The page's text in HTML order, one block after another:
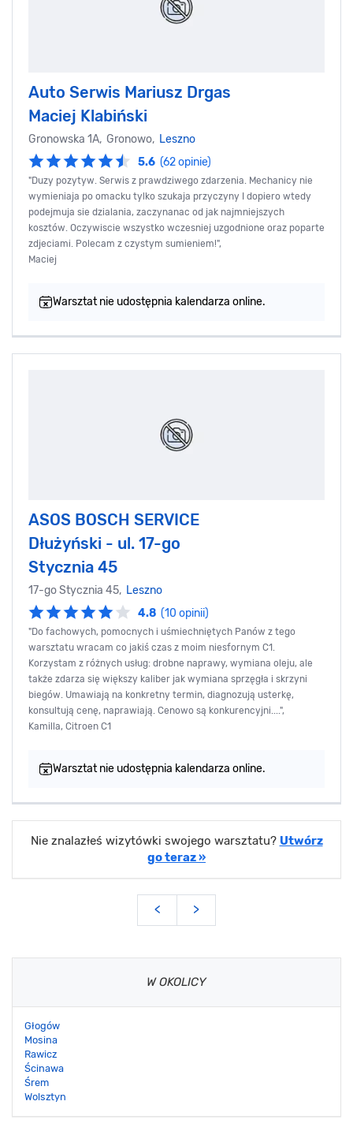
Auto Serwis Mariusz Drgas
Maciej Klabiński
Gronowska 1A, Gronowo, Leszno
5.6 (62 opinie)
"Duzy pozytyw. Serwis z prawdziwego zdarzenia. Mechanicy nie
wymieniaja po omacku tylko szukaja przyczyny I dopiero wtedy
podejmuja sie dzialania, zaczynanac od jak najmniejszych
kosztów. Oczywiscie wszystko wczesniej uzgodnione oraz poparte
zdjeciami. Polecam z czystym sumieniem!",
Maciej
Warsztat nie udostępnia kalendarza online.
ASOS BOSCH SERVICE
Dłużyński - ul. 17-go
Stycznia 45
17-go Stycznia 45, Leszno
4.8 (10 opinii)
"Do fachowych, pomocnych i uśmiechniętych Panów z tego
warsztatu wracam co jakiś czas z moim niesfornym C1.
Korzystam z różnych usług: drobne naprawy, wymiana oleju, ale
także zdarza się większy kaliber jak wymiana sprzęgła i skrzyni
biegów. Umawiają na konkretny termin, diagnozują usterkę,
konsultują cenę, naprawiają. Cenowo są konkurencyjni....",
Kamilla, Citroen C1
Warsztat nie udostępnia kalendarza online.
Nie znalazłeś wizytówki swojego warsztatu? Utwórz
go teraz »
< >
W OKOLICY
Głogów
Mosina
Rawicz
Ścinawa
Śrem
Wolsztyn